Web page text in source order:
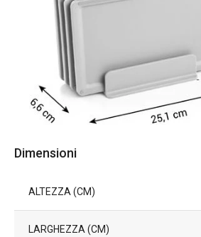
Dimensioni
ALTEZZA (CM)
LARGHEZZA (CM)